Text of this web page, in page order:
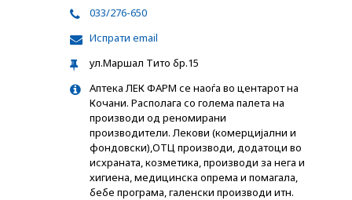
033/276-650
Испрати email
ул.Маршал Тито бр.15
Аптека ЛЕК ФАРМ се наоѓа во центарот на
Кочани. Располага со голема палета на
производи од реномирани
производители. Лекови (комерцијални и
фондовски),ОТЦ производи, додатоци во
исхраната, козметика, производи за нега и
хигиена, медицинска опрема и помагала,
бебе програма, галенски производи итн.